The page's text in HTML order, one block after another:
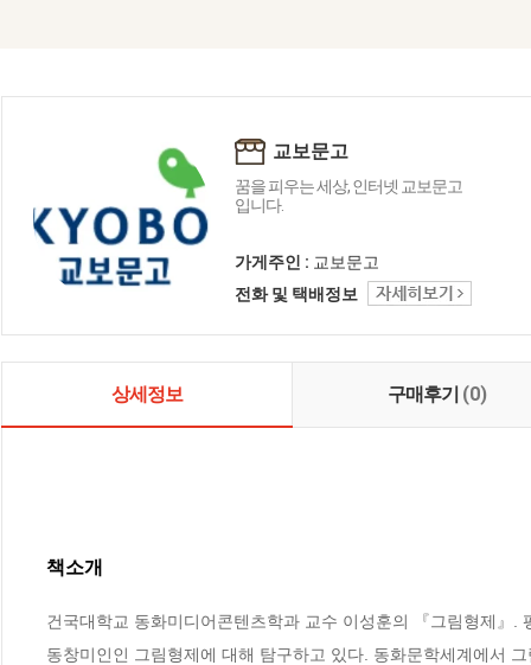
교보문고
꿈을 피우는 세상, 인터넷 교보문고
입니다.
가게주인 : 교보문고
전화 및 택배정보
상세정보 구매후기 (0)
책소개
건국대학교 동화미디어콘텐츠학과 교수 이성훈의 『그림형제』
동창미인인 그림형제에 대해 탐구하고 있다. 동화문학세계에서